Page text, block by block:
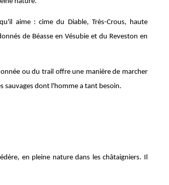
aime : cime du Diable, Très-Crous, haute
de Béasse en Vésubie et du Reveston en
ou du trail offre une manière de marcher
sauvages dont l'homme a tant besoin.
en pleine nature dans les châtaigniers. Il